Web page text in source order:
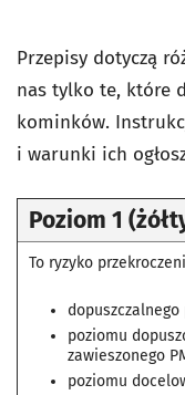
Przepisy dotyczą
nas tylko te, które
kominków.
i warunki ich
Poziom 1
To ryzyko
dopuszczalnego
poziomu
zawieszonego
poziomu